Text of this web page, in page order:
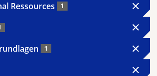
Ressources 1
1